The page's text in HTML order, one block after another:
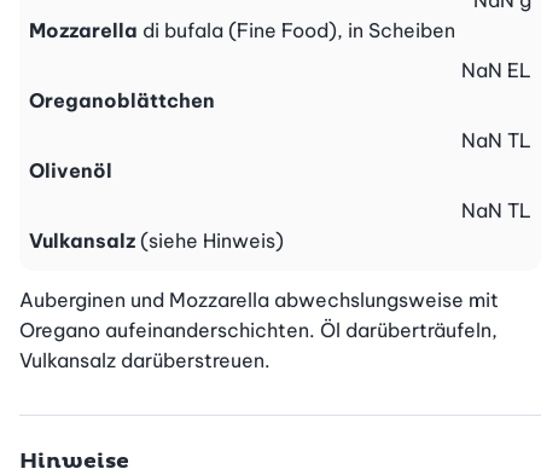
Mozzarella di bufala (Fine Food), in Scheiben
Oreganoblättchen
NaN EL
Olivenöl
NaN TL
Vulkansalz (siehe Hinweis)
NaN TL
Auberginen und Mozzarella abwechslungsweise mit
Oregano aufeinanderschichten. Öl darüberträufeln,
Vulkansalz darüberstreuen.
Hinweise